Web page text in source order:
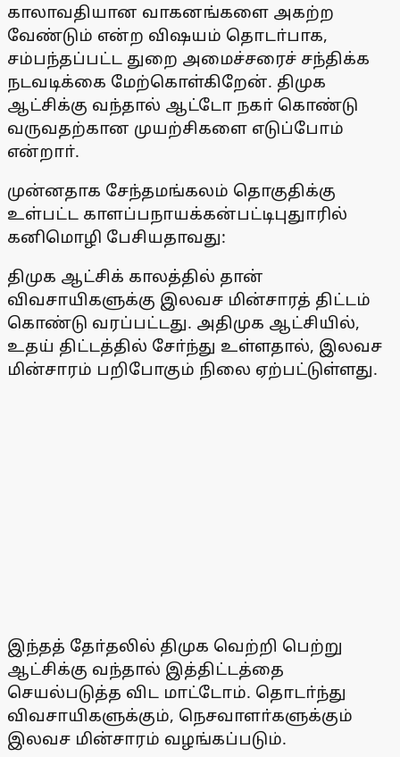
காலாவதியான வாகனங்களை அகற்ற
வேண்டும் என்ற விஷயம் தொடா்பாக,
சம்பந்தப்பட்ட துறை அமைச்சரைச் சந்திக்க
நடவடிக்கை மேற்கொள்கிறேன். திமுக
ஆட்சிக்கு வந்தால் ஆட்டோ நகா் கொண்டு
வருவதற்கான முயற்சிகளை எடுப்போம்
என்றாா்.
முன்னதாக சேந்தமங்கலம் தொகுதிக்கு
உள்பட்ட காளப்பநாயக்கன்பட்டிபுதுாரில்
கனிமொழி பேசியதாவது:
திமுக ஆட்சிக் காலத்தில் தான்
விவசாயிகளுக்கு இலவச மின்சாரத் திட்டம்
கொண்டு வரப்பட்டது. அதிமுக ஆட்சியில்,
உதய் திட்டத்தில் சோ்ந்து உள்ளதால், இலவச
மின்சாரம் பறிபோகும் நிலை ஏற்பட்டுள்ளது.
இந்தத் தோ்தலில் திமுக வெற்றி பெற்று
ஆட்சிக்கு வந்தால் இத்திட்டத்தை
செயல்படுத்த விட மாட்டோம். தொடா்ந்து
விவசாயிகளுக்கும், நெசவாளா்களுக்கும்
இலவச மின்சாரம் வழங்கப்படும்.